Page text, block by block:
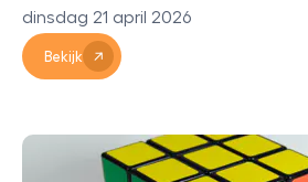
dinsdag 21 april 2026
Bekijk